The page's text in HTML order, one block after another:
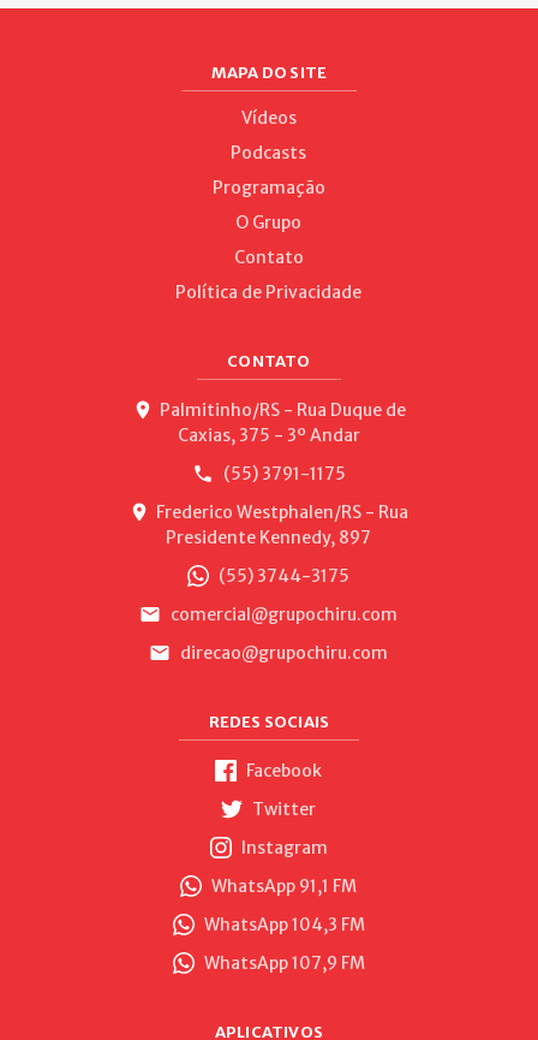
MAPA DO SITE
Vídeos
Podcasts
Programação
O Grupo
Contato
Política de Privacidade
CONTATO
Palmitinho/RS - Rua Duque de
Caxias, 375 - 3º Andar
(55) 3791-1175
Frederico Westphalen/RS - Rua
Presidente Kennedy, 897
(55) 3744-3175
comercial@grupochiru.com
direcao@grupochiru.com
REDES SOCIAIS
Facebook
Twitter
Instagram
WhatsApp 91,1 FM
WhatsApp 104,3 FM
WhatsApp 107,9 FM
APLICATIVOS